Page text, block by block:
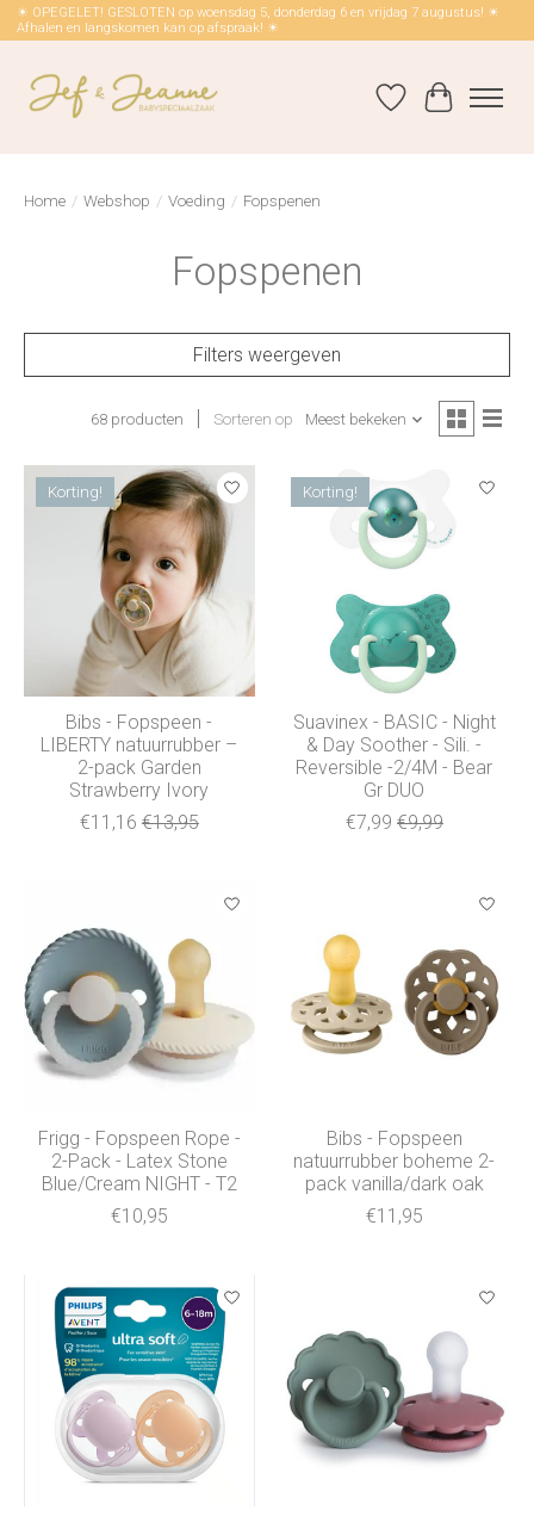
☀ OPEGELET! GESLOTEN op woensdag 5, donderdag 6 en vrijdag 7 augustus! ☀
Afhalen en langskomen kan op afspraak! ☀
Verlanglijst
Home / Webshop / Voeding / Fopspenen
Fopspenen
Filters weergeven
68 producten Sorteren op Meest bekeken
Korting!
Bibs - Fopspeen -
LIBERTY natuurrubber –
2-pack Garden
Strawberry Ivory
€11,16 €13,95
Korting!
Suavinex - BASIC - Night
& Day Soother - Sili. -
Reversible -2/4M - Bear
Gr DUO
€7,99 €9,99
Frigg - Fopspeen Rope -
2-Pack - Latex Stone
Blue/Cream NIGHT - T2
€10,95
Bibs - Fopspeen
natuurrubber boheme 2-
pack vanilla/dark oak
€11,95